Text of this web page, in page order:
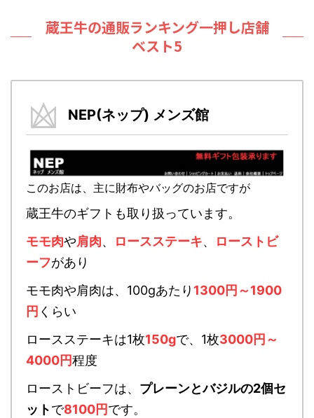
蔵王牛の通販ランキング一押し店舗
ベスト5
NEP(ネップ) メンズ館
このお店は、主に財布やバッグのお店ですが
蔵王牛のギフトも取り扱っています。
モモ肉や肩肉、 ロースステーキ、
ローストビ
ーフがあり
モモ肉や肩肉は、100gあたり 1300円～1900
円 くらい
ロースステーキは1枚150gで、1枚3000円～
4000円程度
ローストビーフは、 プレーンとバジルの2個セ
ットで8100円です。